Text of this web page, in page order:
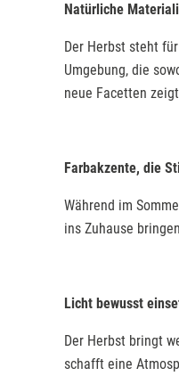
Natürliche
Der Herbst steht
Umgebung, die
neue Facetten
Farbakzente, die
Während im
ins Zuhause
Licht bewusst
Der Herbst bringt
schafft eine